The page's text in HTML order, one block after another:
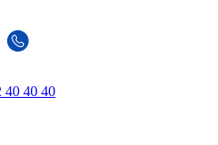
40 40 40